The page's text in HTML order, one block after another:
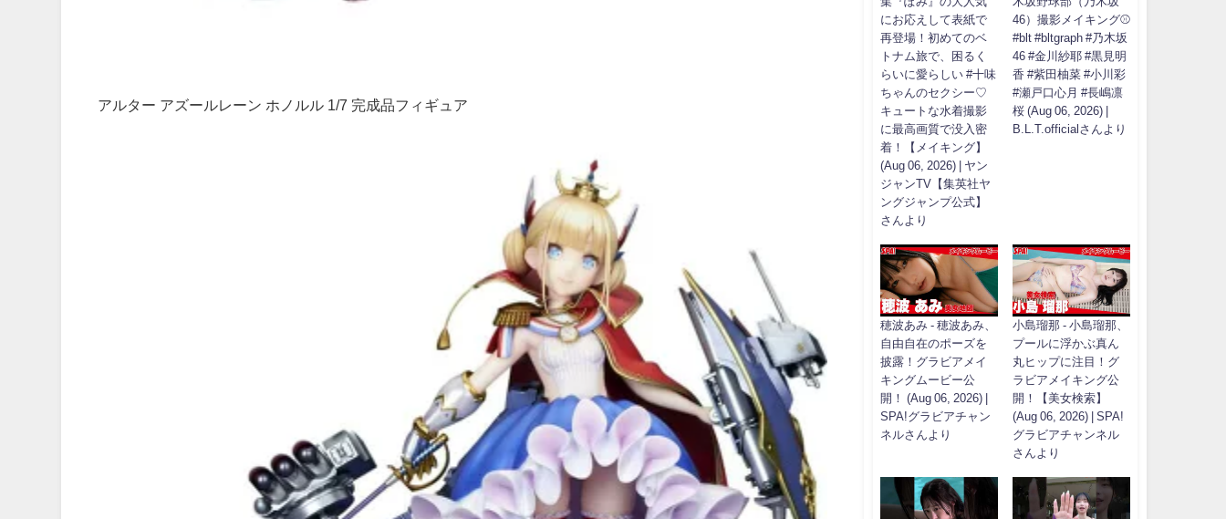
アルター アズールレーン ホノルル 1/7 完成品フィギュア
にお応えして表紙で
再登場！初めてのベ
トナム旅で、困るく
らいに愛らしい #十味
ちゃんのセクシー♡
キュートな水着撮影
に最高画質で没入密
着！【メイキング】
(Aug 06, 2026) | ヤン
ジャンTV【集英社ヤ
ングジャンプ公式】
さんより
46）撮影メイキング⚾️
#blt #bltgraph #乃木坂
46 #金川紗耶 #黒見明
香 #紫田柚菜 #小川彩
#瀬戸口心月 #長嶋凛
桜 (Aug 06, 2026) |
B.L.T.officialさんより
穂波あみ - 穂波あみ、
自由自在のポーズを
披露！グラビアメイ
キングムービー公
開！ (Aug 06, 2026) |
SPA!グラビアチャン
ネルさんより
小島瑠那 - 小島瑠那、
プールに浮かぶ真ん
丸ヒップに注目！グ
ラビアメイキング公
開！【美女検索】
(Aug 06, 2026) | SPA!
グラビアチャンネル
さんより